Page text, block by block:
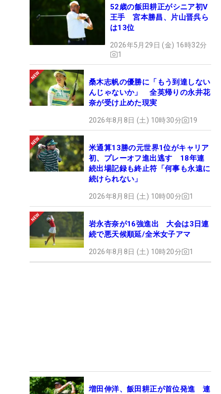
52歳の飯田耕正がシニア初V
王手 宮本勝昌、片山晋呉ら
は13位
2026年5月29日 (金) 16時32分
1
桑木志帆の優勝に「もう到達しない
んじゃないか」 全英帰りの永井花
奈が受け止めた現実
2026年8月8日 (土) 10時30分 19
米通算13勝の元世界1位がキャリア
初、プレーオフ進出逃す 18年連
続出場記録も終止符「何事も永遠に
続けられない」
2026年8月8日 (土) 10時00分 1
岩永杏奈が16強進出 大会は3日連
続で悪天候順延/全米女子アマ
2026年8月8日 (土) 10時20分 1
増田伸洋、飯田耕正が首位発進 連